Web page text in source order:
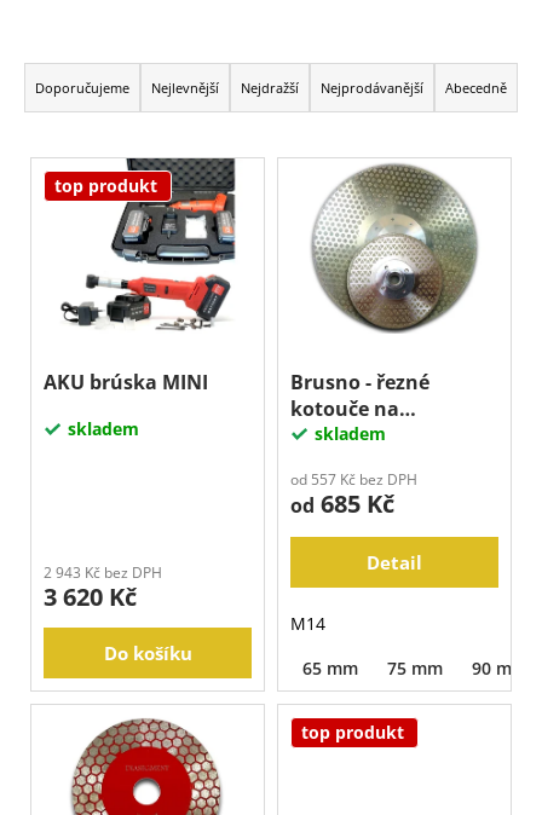
Ř
a
z
e
Doporučujeme Nejlevnější Nejdražší Nejprodávanější Abecedně
V
top produkt
AKU brúska MINI
skladem
2 943 Kč bez DPH
3 620 Kč
Do košíku
Brusno - řezné
kotouče na
MRAMOR, EP
skladem
od 557 Kč bez DPH
od 685 Kč
Detail
M14
65 mm
75 mm 90 mm
top produkt
e
m
e